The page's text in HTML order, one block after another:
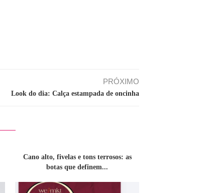
PRÓXIMO
Look do dia: Calça estampada de oncinha
Cano alto, fivelas e tons terrosos: as
botas que definem...